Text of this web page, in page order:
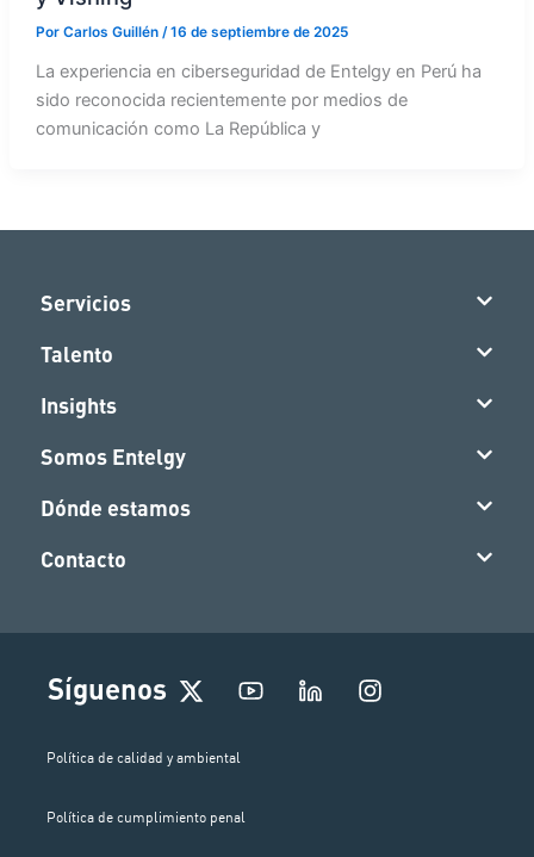
Por Carlos Guillén /16 de septiembre de 2025
La experiencia en ciberseguridad de Entelgy en Perú ha
sido reconocida recientemente por medios de
comunicación como La República y
Servicios
Talento
Insights
Somos Entelgy
Dónde estamos
Contacto
Síguenos
I
n
Política de calidad y ambiental
Política de cumplimiento penal